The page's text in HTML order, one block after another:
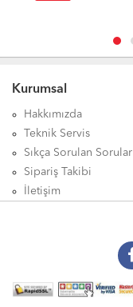
Kurumsal
Hakkımızda
Teknik Servis
Sıkça Sorulan Sorular
Sipariş Takibi
İletişim